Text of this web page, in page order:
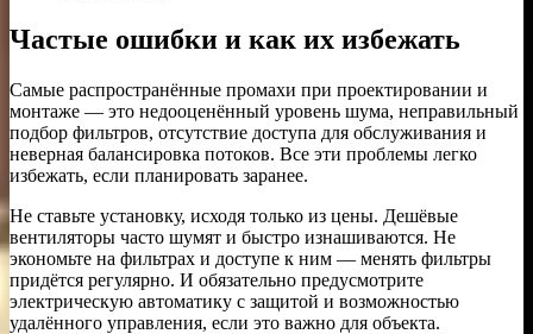
Частые ошибки и как их избежать
Самые распространённые промахи при проектировании и
монтаже — это недооценённый уровень шума, неправильный
подбор фильтров, отсутствие доступа для обслуживания и
неверная балансировка потоков. Все эти проблемы легко
избежать, если планировать заранее.
Не ставьте установку, исходя только из цены. Дешёвые
вентиляторы часто шумят и быстро изнашиваются. Не
экономьте на фильтрах и доступе к ним — менять фильтры
придётся регулярно. И обязательно предусмотрите
электрическую автоматику с защитой и возможностью
удалённого управления, если это важно для объекта.